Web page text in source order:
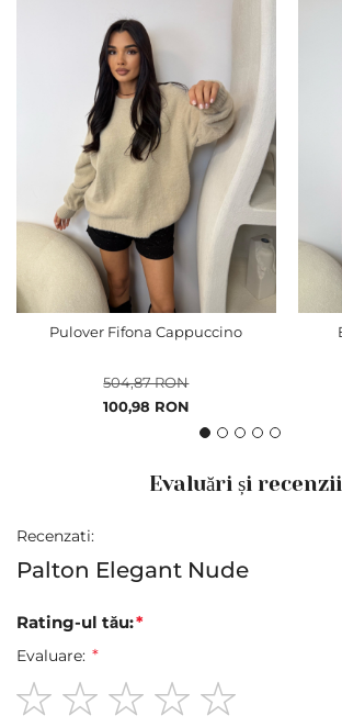
Pulover Fifona Cappuccino
Pret
100,98 RON
504,87 RON
Evaluări și recenzii
Recenzati:
Palton Elegant Nude
Rating-ul tău:
Evaluare: